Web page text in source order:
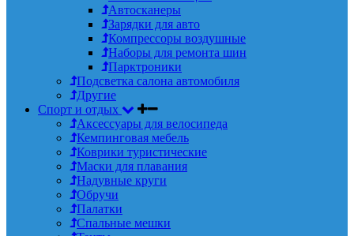
Автосканеры
Зарядки для авто
Компрессоры воздушные
Наборы для ремонта шин
Парктроники
Подсветка салона автомобиля
Другие
Спорт и отдых
Аксессуары для велосипеда
Кемпинговая мебель
Коврики туристические
Маски для плавания
Надувные круги
Обручи
Палатки
Спальные мешки